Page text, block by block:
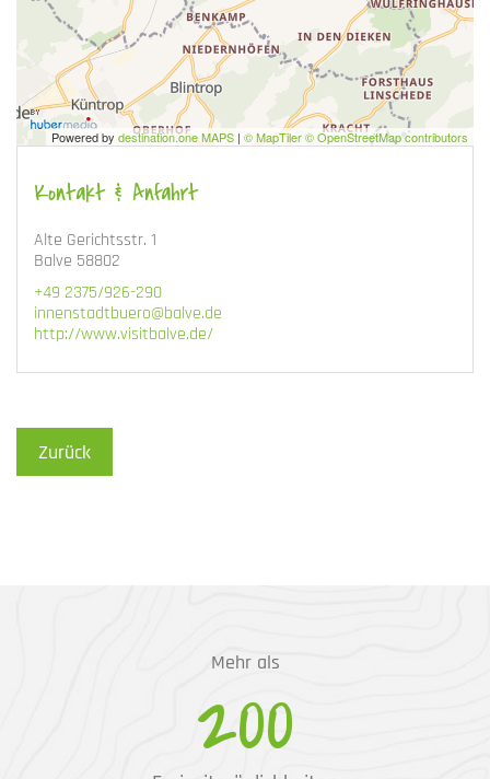
Powered by destination.one MAPS | © MapTiler © OpenStreetMap contributors
Kontakt & Anfahrt
Alte Gerichtsstr. 1
Balve 58802
+49 2375/926-290
innenstadtbuero@balve.de
http://www.visitbalve.de/
Zurück
Mehr als
200